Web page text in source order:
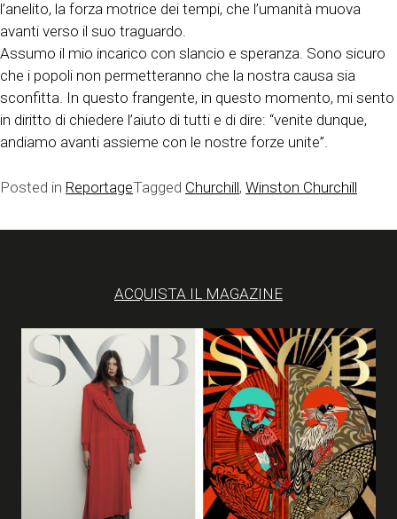
l’anelito, la forza motrice dei tempi, che l’umanità muova
avanti verso il suo traguardo.
Assumo il mio incarico con slancio e speranza. Sono sicuro
che i popoli non permetteranno che la nostra causa sia
sconfitta. In questo frangente, in questo momento, mi sento
in diritto di chiedere l’aiuto di tutti e di dire: “venite dunque,
andiamo avanti assieme con le nostre forze unite”.
Posted in ReportageTagged Churchill, Winston Churchill
ACQUISTA IL MAGAZINE